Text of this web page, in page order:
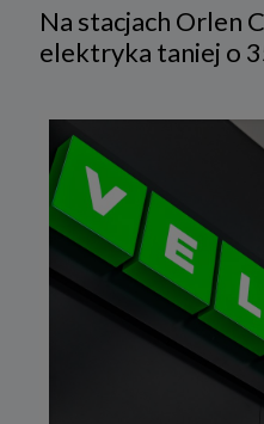
Na stacjach Orlen
elektryka taniej o